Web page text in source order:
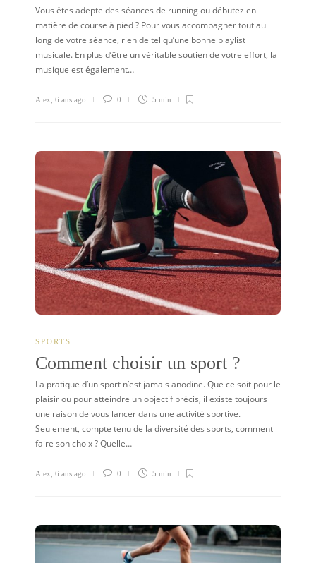
Vous êtes adepte des séances de running ou débutez en
matière de course à pied ? Pour vous accompagner tout au
long de votre séance, rien de tel qu’une bonne playlist
musicale. En plus d’être un véritable soutien de votre effort, la
musique est également…
Alex, 6 ans ago 0 5 min
SPORTS
Comment choisir un sport ?
La pratique d’un sport n’est jamais anodine. Que ce soit pour le
plaisir ou pour atteindre un objectif précis, il existe toujours
une raison de vous lancer dans une activité sportive.
Seulement, compte tenu de la diversité des sports, comment
faire son choix ? Quelle…
Alex 6 ans ago 0 5 min